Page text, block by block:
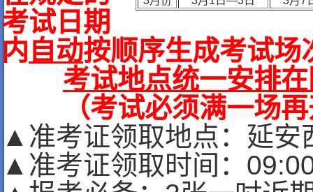
考试日期
内自动按顺序生成考试场
考试地点统一安排
（考试必须满一场
▲准考证领取地点：延安
▲准考证领取时间：